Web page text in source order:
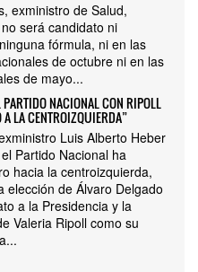
exministro de Salud,
será candidato ni
fórmula, ni en las
de octubre ni en las
de mayo...
PARTIDO NACIONAL CON RIPOLL
LA CENTROIZQUIERDA”
Luis Alberto Heber
Partido Nacional ha
hacia la centroizquierda,
elección de Álvaro Delgado
a la Presidencia y la
Valeria Ripoll como su